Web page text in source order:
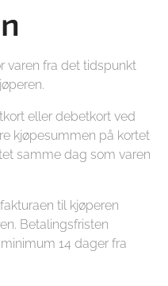
varen fra det tidspunkt
eller debetkort ved
kjøpesummen på kortet
samme dag som varen
til kjøperen
Betalingsfristen
14 dager fra